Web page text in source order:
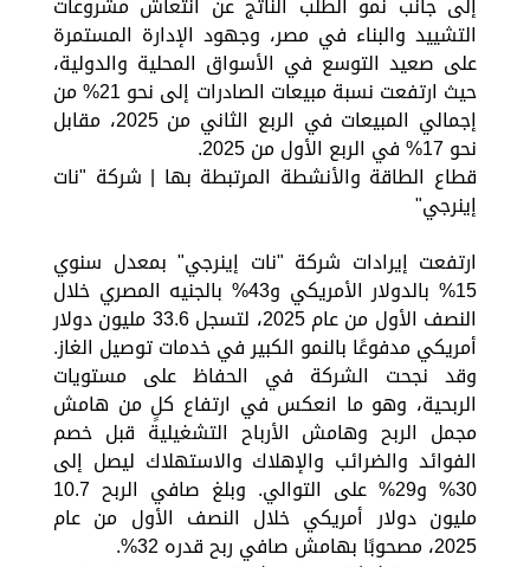
التشييد والبناء في مصر، وجهود الإدارة المستمرة
على صعيد التوسع في الأسواق المحلية والدولية،
حيث ارتفعت نسبة مبيعات الصادرات إلى نحو 21% من
إجمالي المبيعات في الربع الثاني من 2025، مقابل
نحو 17% في الربع الأول من 2025.
قطاع الطاقة والأنشطة المرتبطة بها | شركة "نات
إينرجي"
ارتفعت إيرادات شركة "نات إينرجي" بمعدل سنوي
15% بالدولار الأمريكي و43% بالجنيه المصري خلال
النصف الأول من عام 2025، لتسجل 33.6 مليون دولار
أمريكي مدفوعًا بالنمو الكبير في خدمات توصيل الغاز.
وقد نجحت الشركة في الحفاظ على مستويات
الربحية، وهو ما انعكس في ارتفاع كلٍ من هامش
مجمل الربح وهامش الأرباح التشغيلية قبل خصم
الفوائد والضرائب والإهلاك والاستهلاك ليصل إلى
30% و29% على التوالي. وبلغ صافي الربح 10.7
مليون دولار أمريكي خلال النصف الأول من عام
2025، مصحوبًا بهامش صافي ربح قدره 32%.